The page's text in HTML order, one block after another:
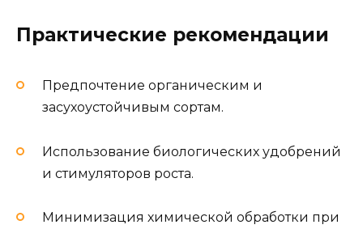
Практические рекомендации
Предпочтение органическим и
засухоустойчивым сортам.
Использование биологических удобрений
и стимуляторов роста.
Минимизация химической обработки при